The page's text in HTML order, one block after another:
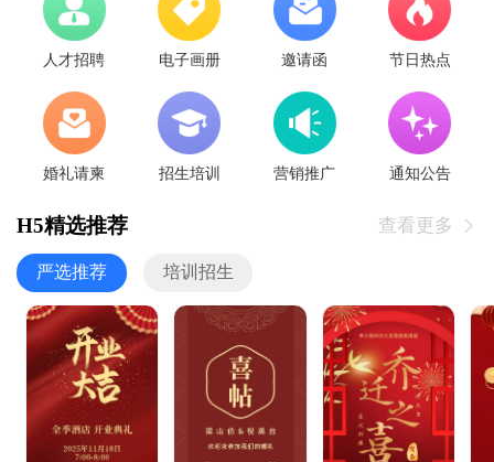
人才招聘 电子画册 邀请函 节日热点
婚礼请柬 招生培训 营销推广 通知公告
H5精选推荐 查看更多 
严选推荐 培训招生